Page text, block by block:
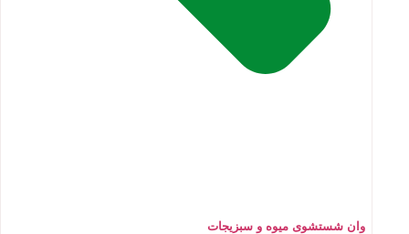
وان شستشوی میوه و سبزیجات